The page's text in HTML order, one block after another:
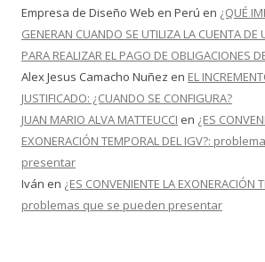
Empresa de Diseño Web en Perú en ¿QUÉ
GENERAN CUANDO SE UTILIZA LA CUENTA DE
PARA REALIZAR EL PAGO DE OBLIGACIONES
Alex Jesus Camacho Nuñez en EL
JUSTIFICADO: ¿CUANDO SE CONFIGURA?
JUAN MARIO ALVA MATTEUCCI en ¿ES
EXONERACIÓN TEMPORAL DEL IGV?:
presentar
Iván en ¿ES CONVENIENTE LA EXONERACIÓN
problemas que se pueden presentar